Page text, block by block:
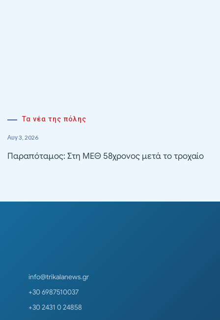
Τα νέα της πόλης
Αυγ 3, 2026
Παραπόταμος: Στη ΜΕΘ 58χρονος μετά το τροχαίο
info@trikalanews.gr
+30 6987510037
+30 2431 0 24858